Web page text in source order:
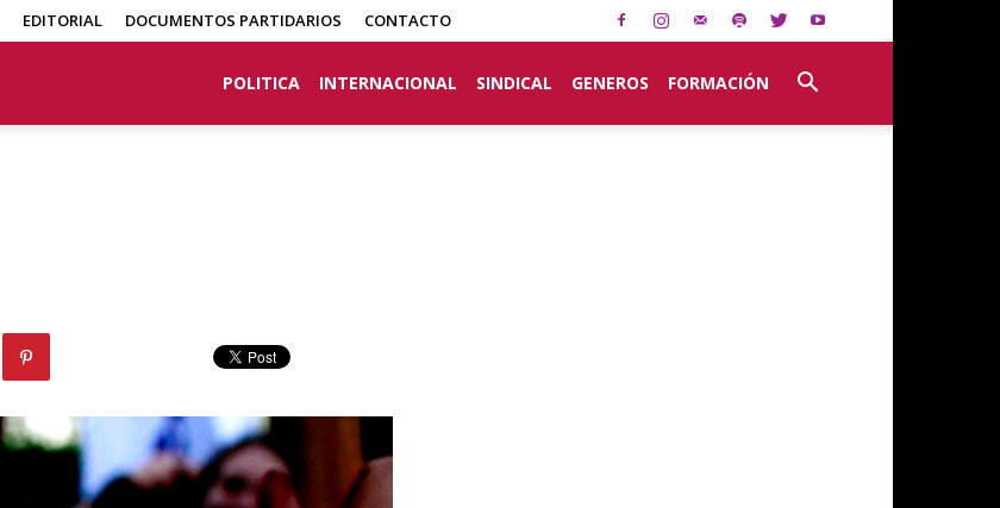
EDITORIAL DOCUMENTOS PARTIDARIOS CONTACTO
POLITICA INTERNACIONAL SINDICAL GENEROS FORMACIÓN